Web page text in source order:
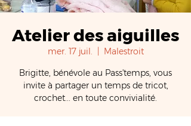
Atelier des aiguilles
mer. 17 juil.
Malestroit
Brigitte, bénévole au Pass'temps, vous
invite à partager un temps de tricot,
crochet... en toute convivialité.